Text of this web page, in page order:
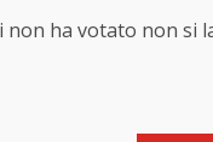
non ha votato non si